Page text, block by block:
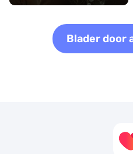
Blader door